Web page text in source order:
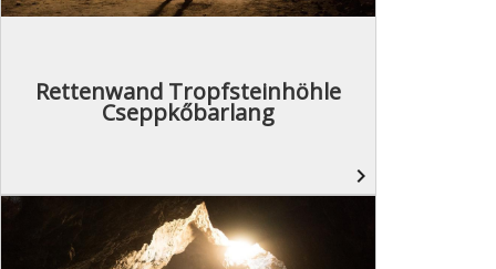
Rettenwand Tropfsteinhöhle
Cseppkőbarlang
navigate_next